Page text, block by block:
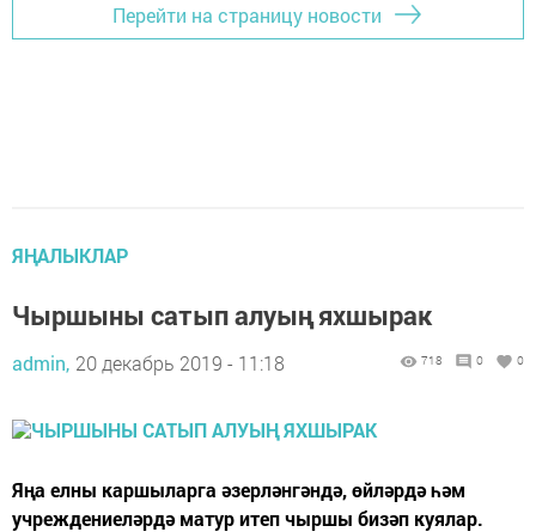
Перейти на страницу новости
ЯҢАЛЫКЛАР
Чыршыны сатып алуың яхшырак
admin, 20 декабрь 2019 - 11:18 718 0 0
Яңа елны каршыларга әзерләнгәндә, өйләрдә һәм
учреждениеләрдә матур итеп чыршы бизәп куялар.